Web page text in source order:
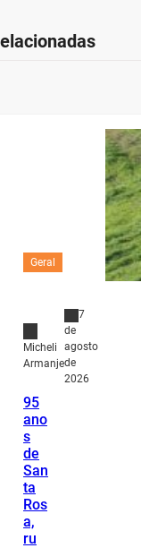
Geral
Micheli
Armanje
7
de
agosto
de
2026
95
ano
s
de
San
ta
Ros
a,
ru